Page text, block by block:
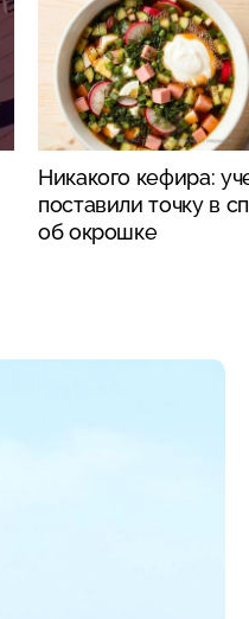
Никакого кефира:
поставили точку в
об окрошке